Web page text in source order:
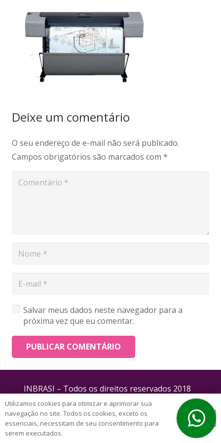
Deixe um comentário
O seu endereço de e-mail não será publicado.
Campos obrigatórios são marcados com *
Salvar meus dados neste navegador para a
próxima vez que eu comentar.
PUBLICAR COMENTÁRIO
INBRASI – Todos os direitos reservados 2018
Utilizamos cookies para otimizar e aprimorar sua
navegação no site. Todos os cookies, exceto os
essenciais, necessitam de seu consentimento para
serem executados.
OK